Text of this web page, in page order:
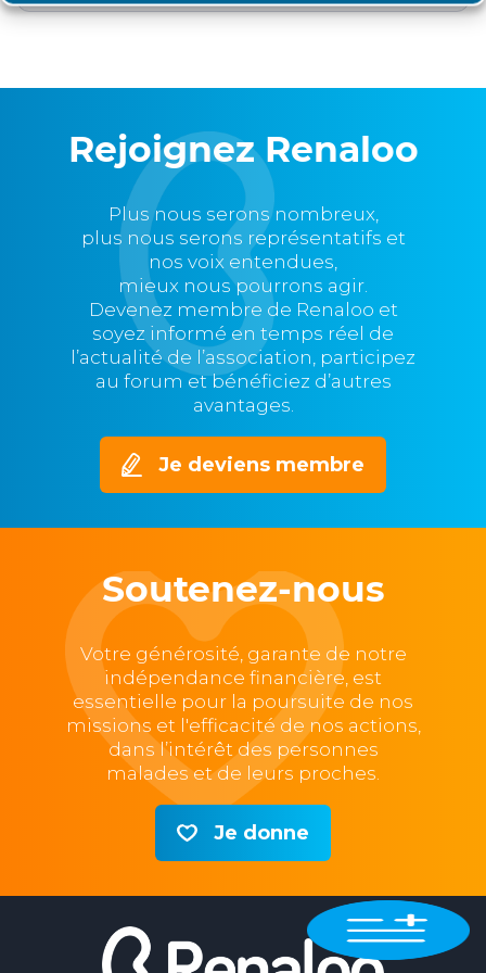
Rejoignez Renaloo
Plus nous serons nombreux,
plus nous serons représentatifs et
nos voix entendues,
mieux nous pourrons agir.
Devenez membre de Renaloo et
soyez informé en temps réel de
l’actualité de l’association, participez
au forum et bénéficiez d’autres
avantages.
Je deviens membre
Soutenez-nous
Votre générosité, garante de notre
indépendance financière, est
essentielle pour la poursuite de nos
missions et l'efficacité de nos actions,
dans l’intérêt des personnes
malades et de leurs proches.
Je donne